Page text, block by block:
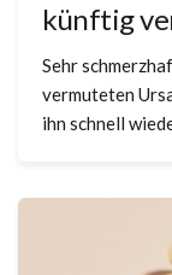
künftig
Sehr
vermuteten
ihn schnell